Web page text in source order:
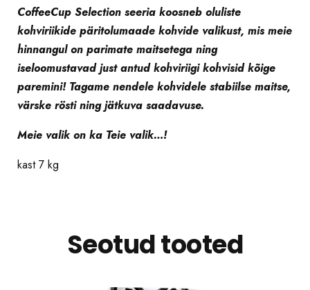
CoffeeCup Selection seeria koosneb oluliste
kohviriikide päritolumaade kohvide valikust, mis meie
hinnangul on parimate maitsetega ning
iseloomustavad just antud kohviriigi kohvisid kõige
paremini! Tagame nendele kohvidele stabiilse maitse,
värske rösti ning jätkuva saadavuse.
Meie valik on ka Teie valik…!
kast 7 kg
Seotud tooted